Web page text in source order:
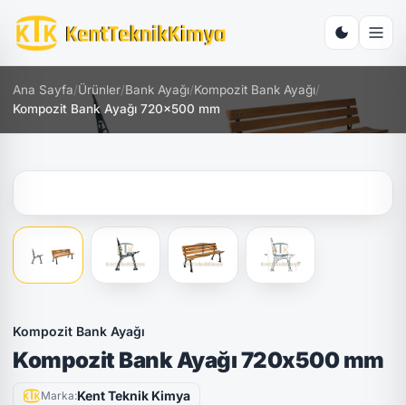
Ana Sayfa/Ürünler/Bank Ayağı/Kompozit Bank Ayağı/
Kompozit Bank Ayağı 720x500 mm
Kompozit Bank Ayağı
Kompozit Bank Ayağı 720x500 mm
Marka:Kent Teknik Kimya